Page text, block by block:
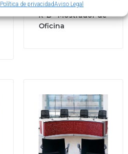
Política de privacidadAviso Legal
R-B • Mostrador de
Oficina